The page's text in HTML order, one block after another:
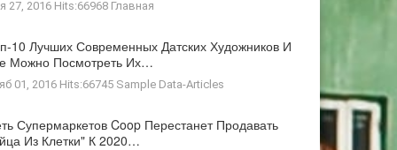
27, 2016 Hits:66968 Главная
10 Лучших Современных Датских Художников И
Можно Посмотреть Их…
01, 2016 Hits:66745 Sample Data-Articles
Супермаркетов Coop Перестанет Продавать
Из Клетки" К 2020…